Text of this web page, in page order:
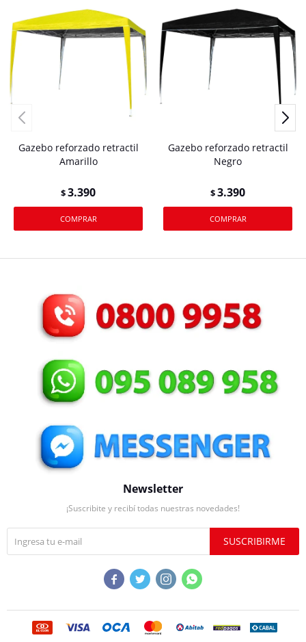
Gazebo reforzado retractil
Amarillo
$3.390
Gazebo reforzado retractil
Negro
$3.390
Newsletter
¡Suscribite y recibí todas nuestras novedades!
SUSCRIBIRME
   